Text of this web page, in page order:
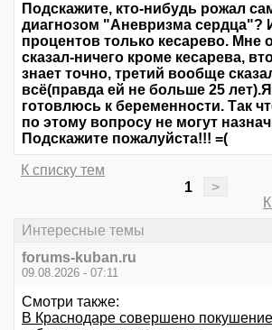
Подскажите, кто-нибудь рожал
диагнозом "Аневризма сердца"?
процентов только кесарево. Мне
сказал-ничего кроме кесарева,
знает точно, третий вообще
всё(правда ей не больше 25
готовлюсь к беременности. Так
по этому вопросу не могут
Подскажите пожалуйста!!! =(
К списку тем
1
>
Интересные темы
forums-kuban.ru
09.08.2026 - 07:11
Смотри также:
В Краснодаре совершено